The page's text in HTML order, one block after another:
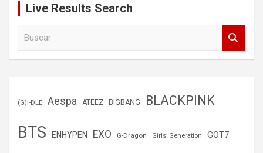
Live Results Search
(G)I-DLE Aespa ATEEZ BIGBANG BLACKPINK
BTS ENHYPEN EXO G-Dragon Girls’ Generation GOT7